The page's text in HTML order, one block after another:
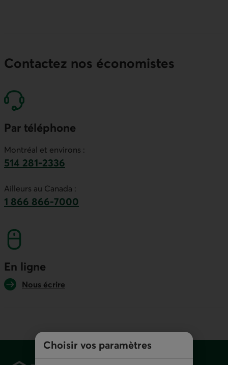
Choisir vos paramètres
Contactez nos économistes
Par téléphone
Montréal et environs :
514 281-2336
Ailleurs au Canada :
1 866 866-7000
En ligne
Nous écrire
Pied de page